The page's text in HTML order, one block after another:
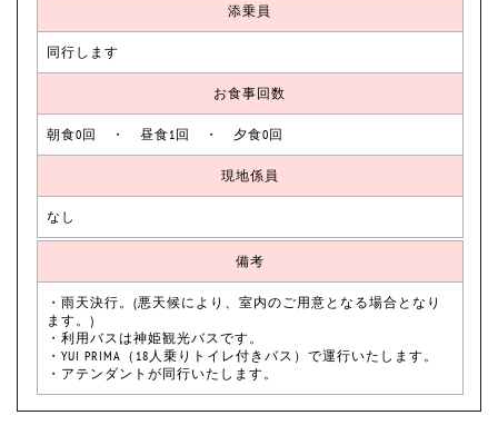
添乗員
同行します
お食事回数
朝食0回 ・ 昼食1回 ・ 夕食0回
現地係員
なし
備考
・雨天決行。(悪天候により、室内のご用意となる場合となり
ます。)
・利用バスは神姫観光バスです。
・YUI PRIMA（18人乗りトイレ付きバス）で運行いたします。
・アテンダントが同行いたします。